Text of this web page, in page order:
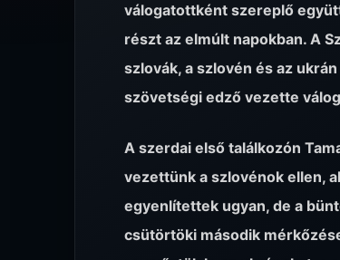
válogatottként szereplő
részt az elmúlt napokban. A
szlovák, a szlovén és az
szövetségi edző vezette
A szerdai első találkozón
vezettünk a szlovénok ellen,
egyenlítettek ugyan, de a
csütörtöki második